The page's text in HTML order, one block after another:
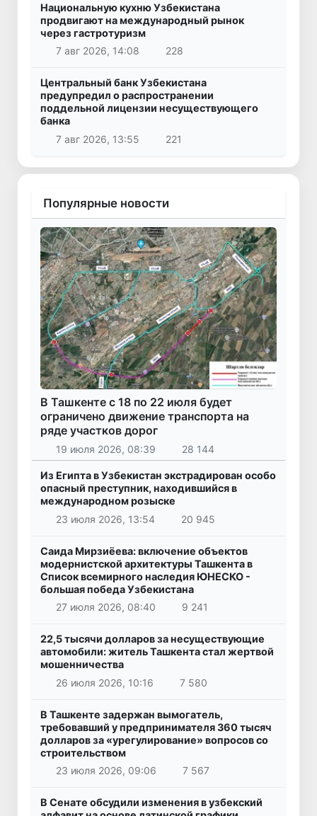
Национальную кухню Узбекистана
продвигают на международный рынок
через гастротуризм
7 авг 2026, 14:08
228
Центральный банк Узбекистана
предупредил о распространении
поддельной лицензии несуществующего
банка
7 авг 2026, 13:55
221
Популярные новости
В Ташкенте с 18 по 22 июля будет
ограничено движение транспорта на
ряде участков дорог
19 июля 2026, 08:39 28 144
Из Египта в Узбекистан экстрадирован особо
опасный преступник, находившийся в
международном розыске
23 июля 2026, 13:54
20 945
Саида Мирзиёева: включение объектов
модернистской архитектуры Ташкента в
Список всемирного наследия ЮНЕСКО -
большая победа Узбекистана
27 июля 2026, 08:40
9 241
22,5 тысячи долларов за несуществующие
автомобили: житель Ташкента стал жертвой
мошенничества
26 июля 2026, 10:16
7 580
В Ташкенте задержан вымогатель,
требовавший у предпринимателя 360 тысяч
долларов за «урегулирование» вопросов со
строительством
23 июля 2026, 09:06
7 567
В Сенате обсудили изменения в узбекский